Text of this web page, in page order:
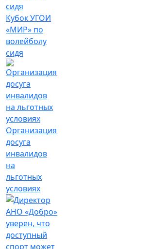
Кубок УГОИ
«МИР» по
волейболу
сидя
Организация
досуга
инвалидов
на
льготных
условиях